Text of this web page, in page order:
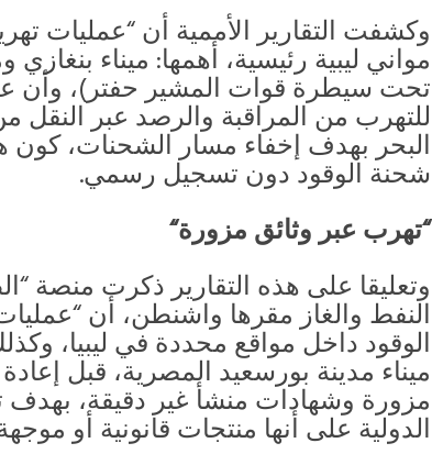
وكشفت التقارير الأممية أن “عمليات
مواني ليبية رئيسية، أهمها: ميناء
تحت سيطرة قوات المشير حفتر)، وأن
للتهرب من المراقبة والرصد عبر
البحر بهدف إخفاء مسار الشحنات، كون
شحنة الوقود دون تسجيل رسمي.
“تهرب عبر وثائق مزورة“
وتعليقا على هذه التقارير ذكرت منصة
النفط والغاز مقرها واشنطن، أن
الوقود داخل مواقع محددة في ليبيا،
ميناء مدينة بورسعيد المصرية، قبل
مزورة وشهادات منشأ غير دقيقة، بهدف
الدولية على أنها منتجات قانونية أو